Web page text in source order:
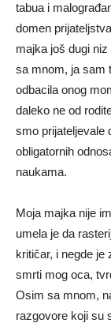
tabua i
domen
majka još dugi
sa mnom, ja sam
odbacila onog
daleko ne od
smo prijateljevale
obligatornih
naukama.
Moja majka nije
umela je da
kritičar, i negde je
smrti mog oca,
Osim sa mnom,
razgovore koji su